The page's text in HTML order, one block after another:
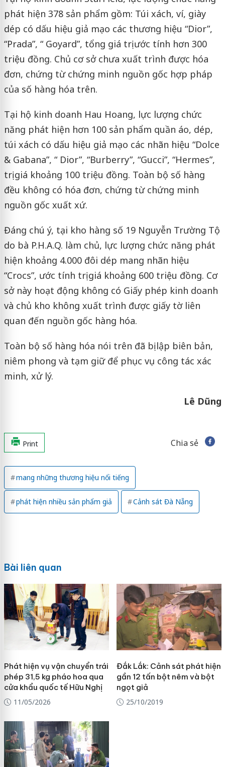
phát hiện 378 sản phẩm gồm: Túi xách, ví, giày
dép có dấu hiệu giả mạo các thương hiệu “Dior”,
“Prada”, “ Goyard”, tổng giá trị ước tính hơn 300
triệu đồng. Chủ cơ sở chưa xuất trình được hóa
đơn, chứng từ chứng minh nguồn gốc hợp pháp
của số hàng hóa trên.
Tại hộ kinh doanh Hau Hoang, lực lượng chức
năng phát hiện hơn 100 sản phẩm quần áo, dép,
túi xách có dấu hiệu giả mạo các nhãn hiệu “Dolce
& Gabana”, “ Dior”, “Burberry”, “Gucci”, “Hermes”,
trị giá khoảng 100 triệu đồng. Toàn bộ số hàng
đều không có hóa đơn, chứng từ chứng minh
nguồn gốc xuất xứ.
Đáng chú ý, tại kho hàng số 19 Nguyễn Trường Tộ
do bà P.H.A.Q. làm chủ, lực lượng chức năng phát
hiện khoảng 4.000 đôi dép mang nhãn hiệu
“Crocs”, ước tính trị giá khoảng 600 triệu đồng. Cơ
sở này hoạt động không có Giấy phép kinh doanh
và chủ kho không xuất trình được giấy tờ liên
quan đến nguồn gốc hàng hóa.
Toàn bộ số hàng hóa nói trên đã bị lập biên bản,
niêm phong và tạm giữ để phục vụ công tác xác
minh, xử lý.
Lê Dũng
Print Chia sẻ
mang những thương hiệu nổi tiếng
phát hiện nhiều sản phẩm giả Cảnh sát Đà Nẵng
Bài liên quan
Phát hiện vụ vận chuyển trái
phép 31,5 kg pháo hoa qua
cửa khẩu quốc tế Hữu Nghị
11/05/2026
Đắk Lắk: Cảnh sát phát hiện
gần 12 tấn bột nêm và bột
ngọt giả
25/10/2019